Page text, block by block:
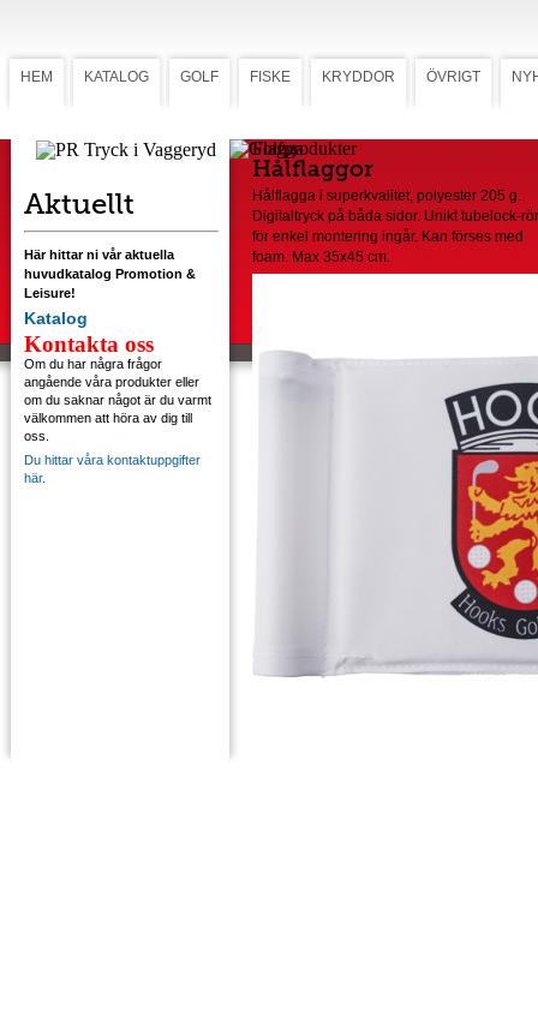
HEM KATALOG GOLF FISKE KRYDDOR ÖVRIGT
Aktuellt
Här hittar ni vår aktuella
huvudkatalog Promotion &
Leisure!
Katalog
Kontakta oss
Om du har några frågor
angående våra produkter eller
om du saknar något är du varmt
välkommen att höra av dig till
oss.
Du hittar våra kontaktuppgifter
här.
Flagga
Hålflaggor
Hålflagga i superkvalitet, polyester 205 g.
Digitaltryck på båda sidor. Unikt tubelock-rör
för enkel montering ingår. Kan förses med
foam. Max 35x45 cm.